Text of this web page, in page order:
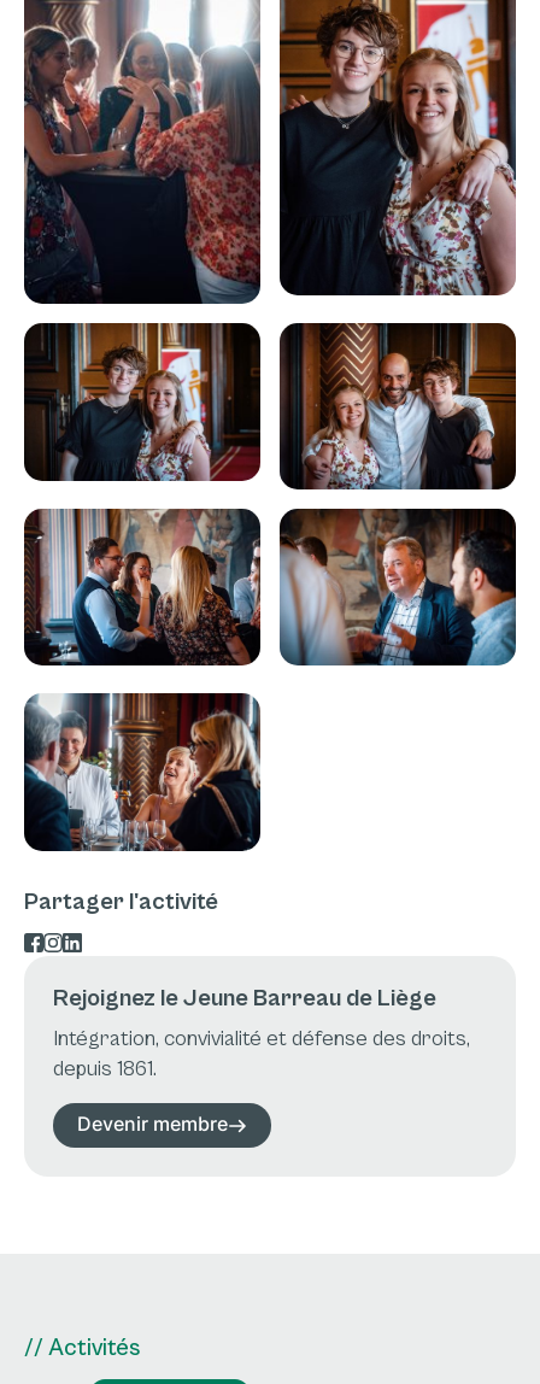
Partager l'activité
Rejoignez le Jeune Barreau de Liège
Intégration, convivialité et défense des droits,
depuis 1861.
Devenir membre
// Activités